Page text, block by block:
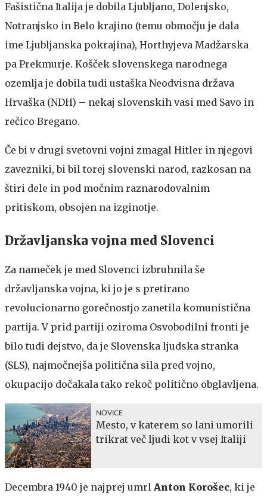
Fašistična Italija je dobila Ljubljano, Dolenjsko,
Notranjsko in Belo krajino (temu območju je dala
ime Ljubljanska pokrajina), Horthyjeva Madžarska
pa Prekmurje. Košček slovenskega narodnega
ozemlja je dobila tudi ustaška Neodvisna država
Hrvaška (NDH) – nekaj slovenskih vasi med Savo in
rečico Bregano.
Če bi v drugi svetovni vojni zmagal Hitler in njegovi
zavezniki, bi bil torej slovenski narod, razkosan na
štiri dele in pod močnim raznarodovalnim
pritiskom, obsojen na izginotje.
Državljanska vojna med Slovenci
Za nameček je med Slovenci izbruhnila še
državljanska vojna, ki jo je s pretirano
revolucionarno gorečnostjo zanetila komunistična
partija. V prid partiji oziroma Osvobodilni fronti je
bilo tudi dejstvo, da je Slovenska ljudska stranka
(SLS), najmočnejša politična sila pred vojno,
okupacijo dočakala tako rekoč politično obglavljena.
NOVICE
Mesto, v katerem so lani umorili
trikrat več ljudi kot v vsej Italiji
Decembra 1940 je najprej umrl Anton Korošec, ki je